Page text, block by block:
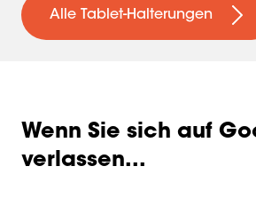
Alle Tablet-Halterungen
Wenn Sie sich auf
verlassen...